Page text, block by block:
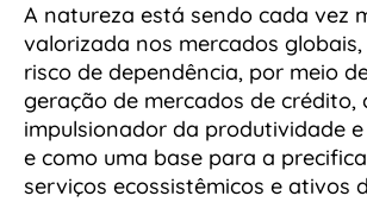
A natureza está sendo cada vez
valorizada nos mercados
risco de dependência, por meio
geração de mercados de crédito,
impulsionador da produtividade
e como uma base para a
serviços ecossistêmicos e ativos